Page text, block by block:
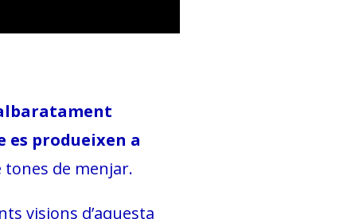
es produeixen a
tones de menjar.
visions d’aquesta